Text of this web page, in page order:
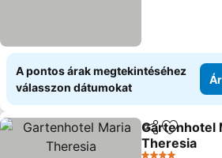
A pontos árak megtekintéséhez
válasszon dátumokat
Megosztás
Gartenhotel
Theresia